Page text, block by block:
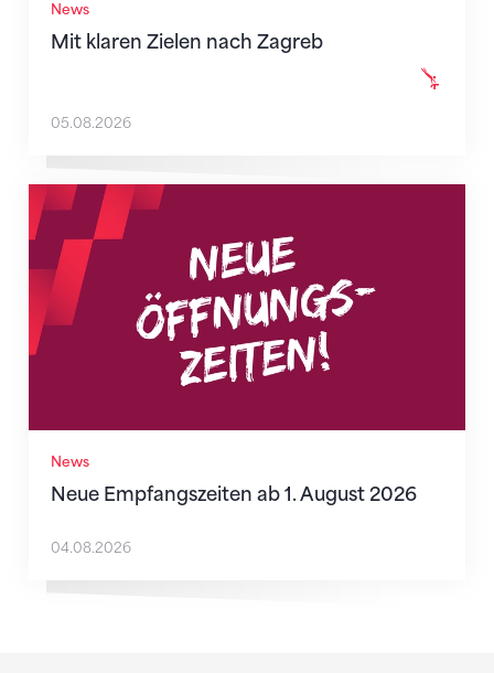
News
Mit klaren Zielen nach Zagreb
05.08.2026
News
Neue Empfangszeiten ab 1. August 2026
Neue Empfangszeiten ab 1. August 2026
04.08.2026